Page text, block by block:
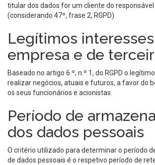
titular dos dados for um cliente do
(considerando 47º, frase 2, RGPD).
Legítimos
empresa e de
Baseado no artigo 6.º, n.º 1, do RGPD o
realizar negócios, atuais e futuros, a favor do
os seus funcionários e acionistas.
Período de
dos dados pessoais
O critério utilizado para determinar o período
de dados pessoais é o respetivo período de